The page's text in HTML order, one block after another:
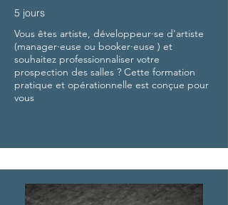
5 jours
Vous êtes artiste, développeur·se d'artiste
(manager·euse ou booker·euse ) et
souhaitez professionnaliser votre
prospection des salles ? Cette formation
pratique et opérationnelle est conçue pour
vous